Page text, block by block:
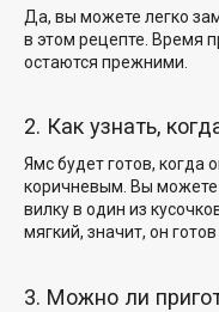
Да, вы можете легко
в этом рецепте. Время
остаются прежними.
2. Как узнать,
Ямс будет готов, когда
коричневым. Вы можете
вилку в один из
мягкий, значит, он
3. Можно ли